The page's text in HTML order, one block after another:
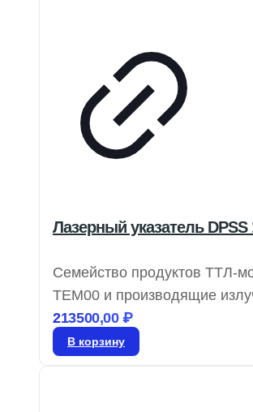
Лазерный указатель
Семейство продуктов ТТЛ-
TEM00 и производящие
диодной накачкой
обеспечивает высокую
213500,00₽
В корзину